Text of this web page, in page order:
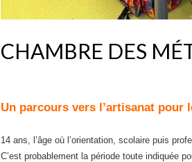
CHAMBRE DES
Un parcours vers l’artisanat pour
14 ans, l’âge où l’orientation, scolaire puis
C’est probablement la période toute indiquée